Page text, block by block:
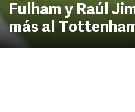
Fulham y Raúl
más al